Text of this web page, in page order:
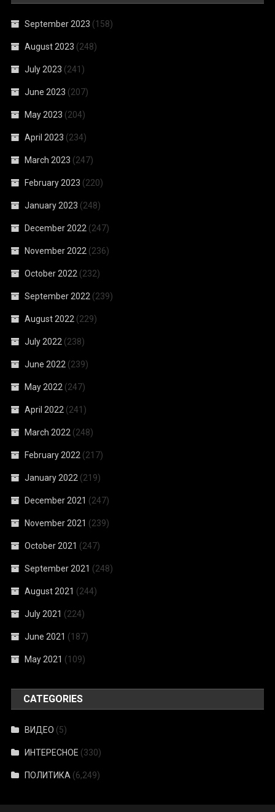
September 2023 (158)
August 2023 (248)
July 2023 (241)
June 2023 (207)
May 2023 (204)
April 2023 (234)
March 2023 (247)
February 2023 (220)
January 2023 (248)
December 2022 (247)
November 2022 (236)
October 2022 (232)
September 2022 (239)
August 2022 (229)
July 2022 (238)
June 2022 (239)
May 2022 (247)
April 2022 (241)
March 2022 (248)
February 2022 (217)
January 2022 (219)
December 2021 (247)
November 2021 (239)
October 2021 (247)
September 2021 (248)
August 2021 (244)
July 2021 (224)
June 2021 (187)
May 2021 (109)
CATEGORIES
ВИДЕО (5)
ИНТЕРЕСНОЕ (330)
ПОЛИТИКА (6,249)